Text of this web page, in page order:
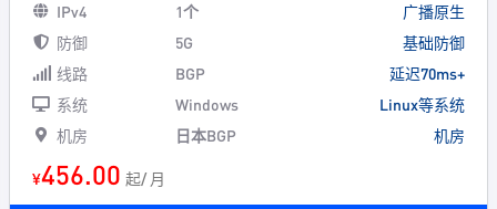
IPv4
1个
广播原生
防御
5G
基础防御
线路
BGP
延迟70ms+
系统
Windows
Linux等系统
机房
日本BGP 机房
¥456.00 起/ 月